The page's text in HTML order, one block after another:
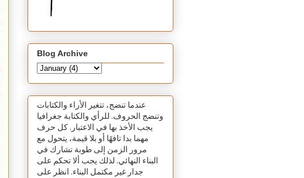
Blog Archive
عندما تنضج، تتغير الأراء والكتابات
وتنضج الحروف. للرأي والكتابة جغرافيا
يجب الأخذ بها في الاعتبار. كل حرف
مهما بدا تافهًا أو بلا قيمة، يتحول مع
مرور الزمن إلى طوبة تشارك في
البناء النهائي. لذلك يجب ألا تحكم على
جدار غير مكتمل البناء. انظر على